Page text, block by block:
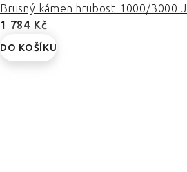
Brusný kámen hrubost 1000/3000 J
1 784 Kč
DO KOŠÍKU